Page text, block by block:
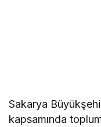
Sakarya
kapsamında